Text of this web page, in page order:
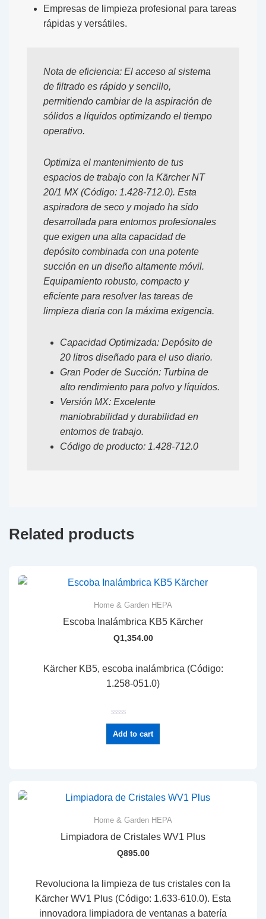
Empresas de limpieza profesional para tareas
rápidas y versátiles.
Nota de eficiencia: El acceso al sistema
de filtrado es rápido y sencillo,
permitiendo cambiar de la aspiración de
sólidos a líquidos optimizando el tiempo
operativo.
Optimiza el mantenimiento de tus
espacios de trabajo con la Kärcher NT
20/1 MX (Código: 1.428-712.0). Esta
aspiradora de seco y mojado ha sido
desarrollada para entornos profesionales
que exigen una alta capacidad de
depósito combinada con una potente
succión en un diseño altamente móvil.
Equipamiento robusto, compacto y
eficiente para resolver las tareas de
limpieza diaria con la máxima exigencia.
Capacidad Optimizada: Depósito de
20 litros diseñado para el uso diario.
Gran Poder de Succión: Turbina de
alto rendimiento para polvo y líquidos.
Versión MX: Excelente
maniobrabilidad y durabilidad en
entornos de trabajo.
Código de producto: 1.428-712.0
Related products
Home & Garden HEPA
Escoba Inalámbrica KB5 Kärcher
Q1,354.00
Kärcher KB5, escoba inalámbrica (Código:
1.258-051.0)
R
a
t
e
f
Add to cart
Home & Garden HEPA
Limpiadora de Cristales WV1 Plus
Q895.00
Revoluciona la limpieza de tus cristales con la
Kärcher WV1 Plus (Código: 1.633-610.0). Esta
innovadora limpiadora de ventanas a batería